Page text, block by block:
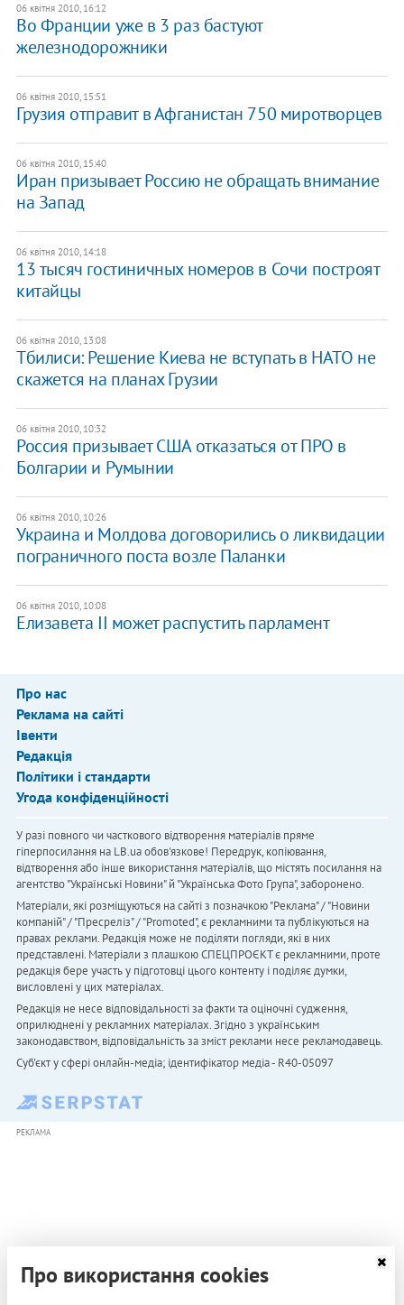
06 квітня 2010, 16:12
Во Франции уже в 3 раз бастуют
железнодорожники
06 квітня 2010, 15:51
Грузия отправит в Афганистан 750 миротворцев
06 квітня 2010, 15:40
Иран призывает Россию не обращать внимание
на Запад
06 квітня 2010, 14:18
13 тысяч гостиничных номеров в Сочи построят
китайцы
06 квітня 2010, 13:08
Тбилиси: Решение Киева не вступать в НАТО не
скажется на планах Грузии
06 квітня 2010, 10:32
Россия призывает США отказаться от ПРО в
Болгарии и Румынии
06 квітня 2010, 10:26
Украина и Молдова договорились о ликвидации
пограничного поста возле Паланки
06 квітня 2010, 10:08
Елизавета ІІ может распустить парламент
Про нас
Реклама на сайті
Івенти
Редакція
Політики і стандарти
Угода конфіденційності
У разі повного чи часткового відтворення матеріалів пряме
гіперпосилання на LB.ua обов'язкове! Передрук, копіювання,
відтворення або інше використання матеріалів, що містять посилання на
агентство "Українськi Новини" й "Українська Фото Група", заборонено.
Матеріали, які розміщуються на сайті з позначкою "Реклама" / "Новини
компаній" / "Пресреліз" / "Promoted", є рекламними та публікуються на
правах реклами. Редакція може не поділяти погляди, які в них
представлені. Матеріали з плашкою СПЕЦПРОЄКТ є рекламними, проте
редакція бере участь у підготовці цього контенту і поділяє думки,
висловлені у цих матеріалах.
Редакція не несе відповідальності за факти та оціночні судження,
оприлюднені у рекламних матеріалах. Згідно з українським
законодавством, відповідальність за зміст реклами несе рекламодавець.
Cуб'єкт у сфері онлайн-медіа; ідентифікатор медіа - R40-05097
РЕКЛАМА
Про використання cookies